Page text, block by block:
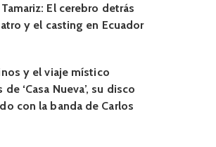
Tamariz: El cerebro detrás
y el casting en Ecuador
y el viaje místico
de ‘Casa Nueva’, su disco
con la banda de Carlos